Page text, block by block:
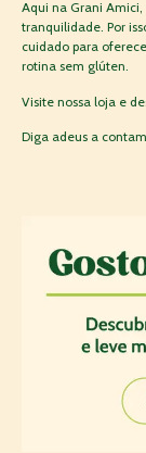
Aqui na Grani
tranquilidade. Por
cuidado para
rotina sem glúten.
Visite nossa loja e
Diga adeus a